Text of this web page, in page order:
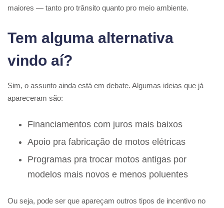
maiores — tanto pro trânsito quanto pro meio ambiente.
Tem alguma alternativa
vindo aí?
Sim, o assunto ainda está em debate. Algumas ideias que já
apareceram são:
Financiamentos com juros mais baixos
Apoio pra fabricação de motos elétricas
Programas pra trocar motos antigas por
modelos mais novos e menos poluentes
Ou seja, pode ser que apareçam outros tipos de incentivo no